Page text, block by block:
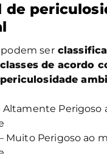
de
ser
de acordo
Altamente Perigoso
Muito Perigoso ao